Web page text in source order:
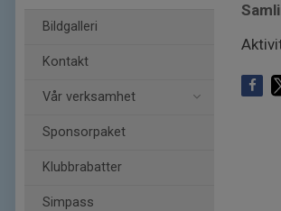
Bildgalleri
Kontakt
Vår verksamhet
Sponsorpaket
Klubbrabatter
Simpass